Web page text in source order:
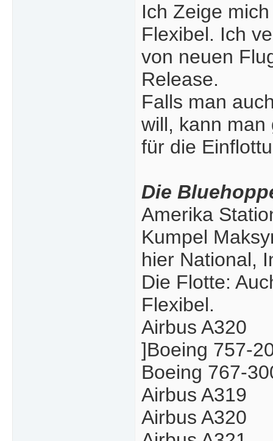
Ich Zeige
Flexibel. Ich
von neuen
Release.
Falls man
will, kann man
für die
Die
Amerika
Kumpel
hier National,
Die Flotte:
Flexibel.
Airbus A320
]Boeing 757-
Boeing 767-
Airbus A319
Airbus A320